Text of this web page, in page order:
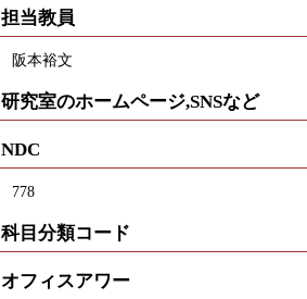
担当教員
阪本裕文
研究室のホームページ,SNSなど
NDC
778
科目分類コード
オフィスアワー